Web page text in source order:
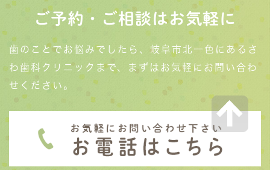
ご予約・ご相談はお気軽に
歯のことでお悩みでしたら、岐阜市北一色にあるさ
わ歯科クリニックまで、まずはお気軽にお問い合わ
せください。